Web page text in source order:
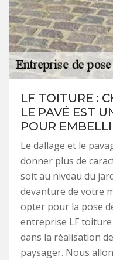
LF TOITURE :
LE PAVÉ EST
POUR
Le dallage et le
donner plus de
soit au niveau du
devanture de votre
opter pour la pose
entreprise LF
dans la réalisation
paysager. Nous